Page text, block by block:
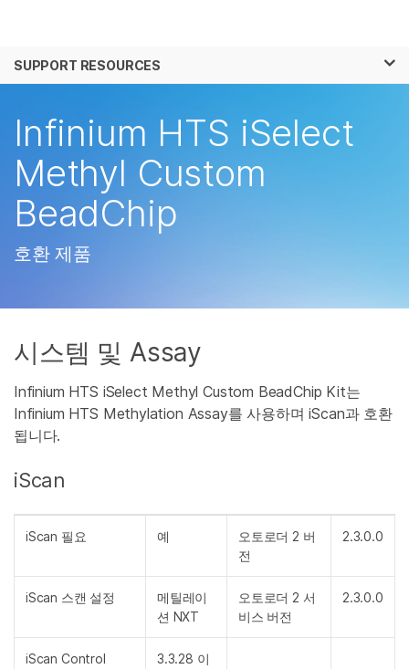
솔루션
회사
지원
추천 링크
SUPPORT RESOURCES
Infinium HTS iSelect
Methyl Custom
BeadChip
호환 제품
시스템 및 Assay
Infinium HTS iSelect Methyl Custom BeadChip Kit는
Infinium HTS Methylation Assay를 사용하며 iScan과 호환
됩니다.
iScan
iScan 필요 예
오토로더 2 버
전
2.3.0.0
iScan 스캔 설정
메틸레이
션 NXT
오토로더 2 서
비스 버전
2.3.0.0
iScan Control
3.3.28 이
보다 관련성이 높은 콘텐츠를 확인하실 수 있
습니다. 주요 관심 분야를 선택해 주세요:
암 연구
미생물학 연구
농업유전체학 연구
복합 질환 연구
임상 종양학 연구
생식 보건 연구
유전 및 희귀 질환 연
구